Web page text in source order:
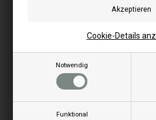
Notwendig
Funktional
Cookie-Details